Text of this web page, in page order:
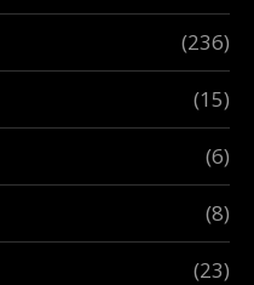
(236)
(15)
(6)
(8)
(23)